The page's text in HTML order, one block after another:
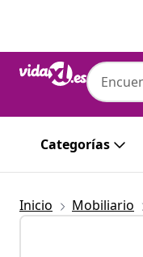
Categorías
Inicio Mobiliario